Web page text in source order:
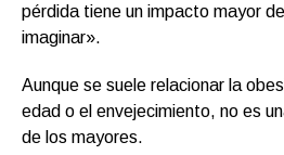
pérdida tiene un impacto mayor
imaginar».
Aunque se suele relacionar la
edad o el envejecimiento, no es
de los mayores.